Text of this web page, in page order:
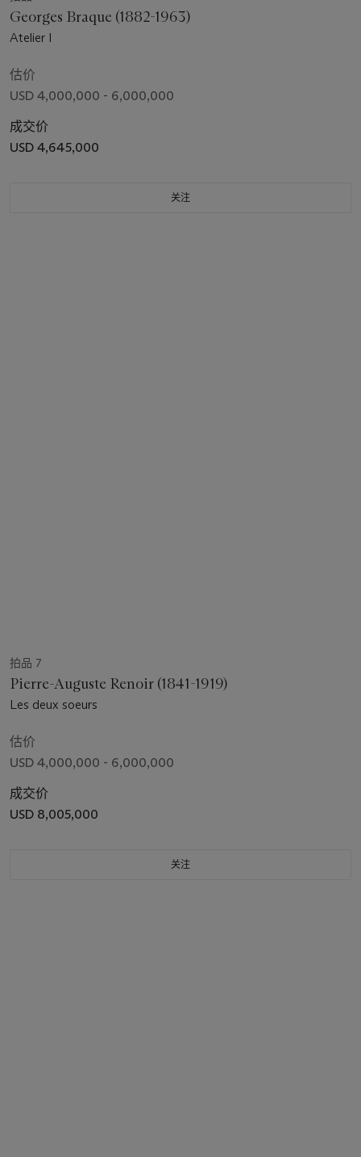
Georges Braque (1882-1963)
Atelier I
估价
USD 4,000,000 - 6,000,000
成交价
USD 4,645,000
关注
拍品 7
Pierre-Auguste Renoir (1841-1919)
Les deux soeurs
估价
USD 4,000,000 - 6,000,000
成交价
USD 8,005,000
关注